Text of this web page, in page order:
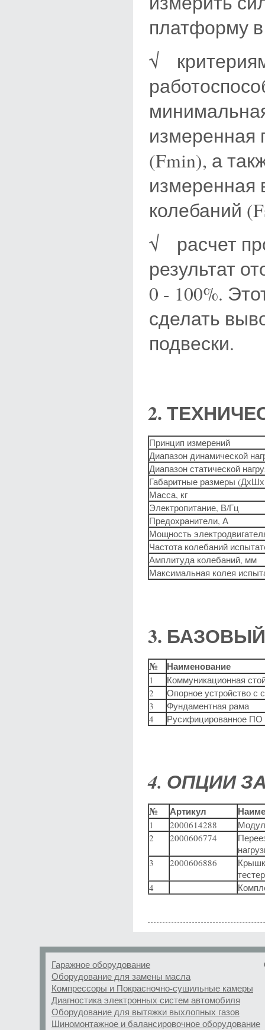
платформу
√
измеренная
(Fmin), а
измеренная
колебаний
√ расчет
результат
0 - 100%.
сделать
подвески.
2.
Принцип измерений
Диапазон динамической
Диапазон статической
Габаритные размеры
Масса, кг
Электропитание, В/Гц
Предохранители, А
Мощность
Частота колебаний
Амплитуда колебаний, мм
Максимальная колея
3.
№ Наименование
1
Коммуникационная
2
Опорное устройство с
3
Фундаментная рама
4
Русифицированное ПО
4. ОПЦИИ
№ Артикул
1 2000614288
2
2000606774
3
2000606886
4
Гаражное оборудование
Оборудование для замены масла
Компрессоры и Покрасночно-сушильные камеры
Диагностика электронных систем автомобиля
Оборудование для вытяжки выхлопных газов
Шиномонтажное и балансировочное оборудование